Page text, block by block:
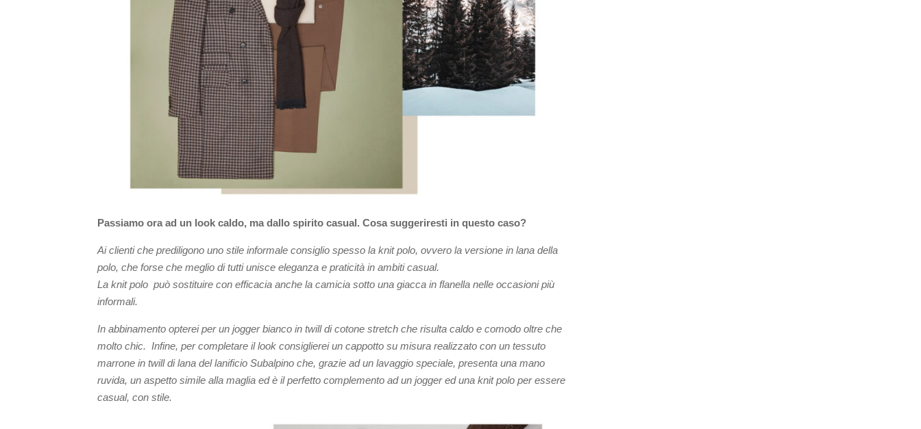
Passiamo ora ad un look caldo, ma dallo spirito casual. Cosa suggeriresti in questo caso?
Ai clienti che prediligono uno stile informale consiglio spesso la knit polo, ovvero la versione in lana della
polo, che forse che meglio di tutti unisce eleganza e praticità in ambiti casual.
La knit polo può sostituire con efficacia anche la camicia sotto una giacca in flanella nelle occasioni più
informali.
In abbinamento opterei per un jogger bianco in twill dicotone stretch che risulta caldo e comodo oltre che
molto chic. Infine, per completare il look consiglierei un cappotto su misura realizzato con un tessuto
marrone in twill di lana del lanificio Subalpino che, grazie ad un lavaggio speciale, presenta una mano
ruvida, un aspetto simile alla maglia ed è il perfetto complemento ad un jogger ed una knit polo per essere
casual, con stile.